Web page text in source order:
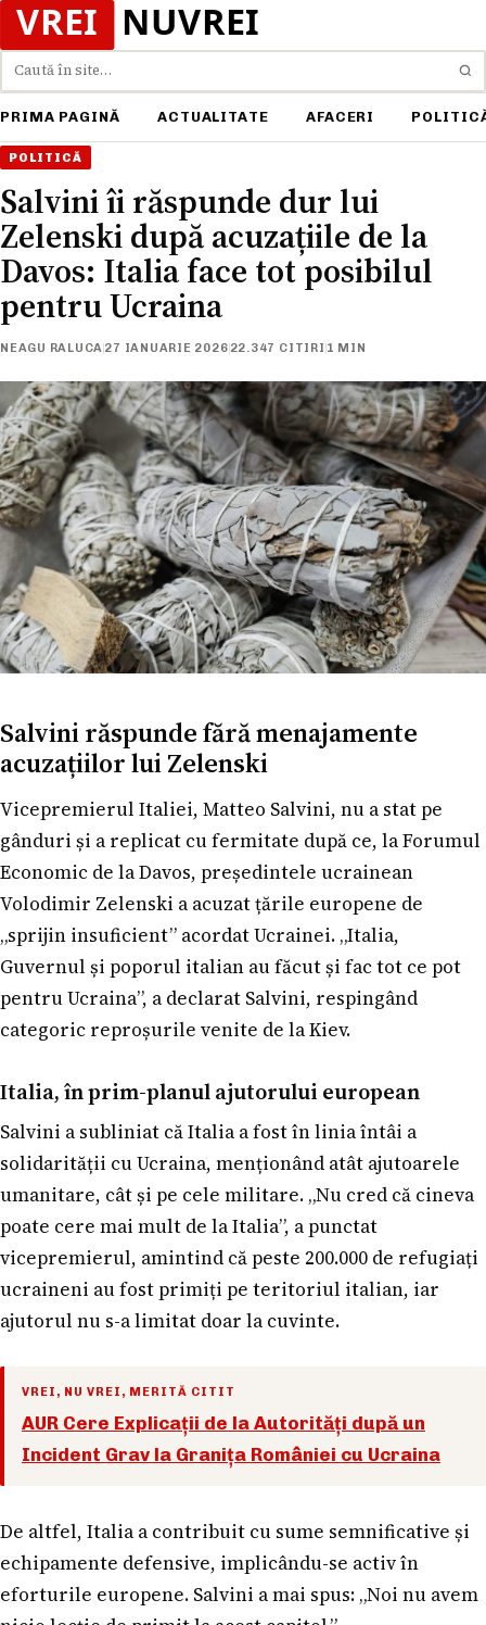
Caută
PRIMA PAGINĂ ACTUALITATE AFACERI
POLITICĂ
Salvini îi răspunde dur lui
Zelenski după acuzațiile de la
Davos: Italia face tot posibilul
pentru Ucraina
NEAGU RALUCA 27 IANUARIE 2026 22.347 CITIRI 1 MIN
Salvini răspunde fără menajamente
acuzațiilor lui Zelenski
Vicepremierul Italiei, Matteo Salvini, nu a stat pe
gânduri și a replicat cu fermitate după ce, la Forumul
Economic de la Davos, președintele ucrainean
Volodimir Zelenski a acuzat țările europene de
„sprijin insuficient” acordat Ucrainei. „Italia,
Guvernul și poporul italian au făcut și fac tot ce pot
pentru Ucraina”, a declarat Salvini, respingând
categoric reproșurile venite de la Kiev.
Italia, în prim-planul ajutorului european
Salvini a subliniat că Italia a fost în linia întâi a
solidarității cu Ucraina, menționând atât ajutoarele
umanitare, cât și pe cele militare. „Nu cred că cineva
poate cere mai mult de la Italia”, a punctat
vicepremierul, amintind că peste 200.000 de refugiați
ucraineni au fost primiți pe teritoriul italian, iar
ajutorul nu s-a limitat doar la cuvinte.
VREI, NU VREI, MERITĂ CITIT
AUR Cere Explicații de la Autorități după un
Incident Grav la Granița României cu Ucraina
De altfel, Italia a contribuit cu sume semnificative și
echipamente defensive, implicându-se activ în
eforturile europene. Salvini a mai spus: „Noi nu avem